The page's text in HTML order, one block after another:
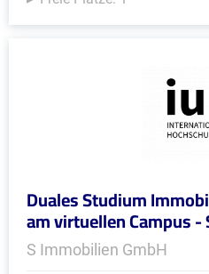
Duales Studium
am virtuellen Campus -
S Immobilien GmbH